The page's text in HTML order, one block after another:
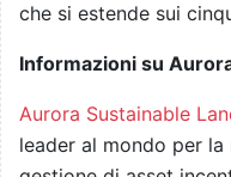
che si estende sui
Informazioni su
Aurora Sustainable
leader al mondo per